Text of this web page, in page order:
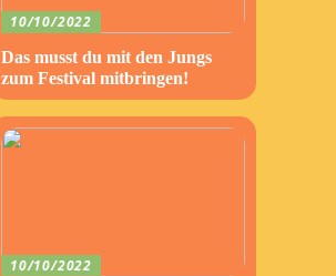
10/10/2022
Das musst du mit den Jungs
zum Festival mitbringen!
10/10/2022